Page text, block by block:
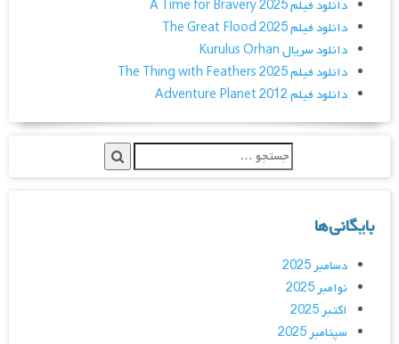
دانلود فیلم A Time for Bravery 2025
دانلود فیلم The Great Flood 2025
دانلود سریال Kurulus Orhan
دانلود فیلم The Thing with Feathers 2025
دانلود فیلم Adventure Planet 2012
بایگانی‌ها
دسامبر 2025
نوامبر 2025
اکتبر 2025
سپتامبر 2025